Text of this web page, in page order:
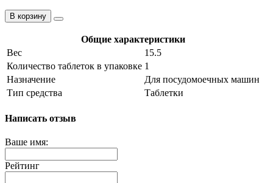
В корзину
Общие характеристики
Вес
15.5
Количество таблеток в упаковке 1
Назначение
Для посудомоечных машин
Тип средства
Таблетки
Написать отзыв
Ваше имя:
Рейтинг